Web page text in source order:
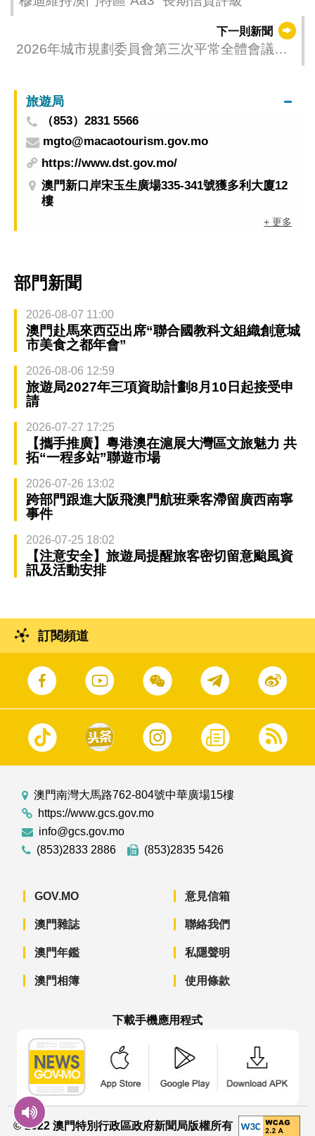
下一則新聞
2026年城市規劃委員會第三次平常全體會議安
旅遊局
（853）2831 5566
mgto@macaotourism.gov.mo
https://www.dst.gov.mo/
澳門新口岸宋玉生廣場335-341號獲多利大廈12
樓
+ 更多
部門新聞
2026-08-07 11:00
澳門赴馬來西亞出席“聯合國教科文組織創意城
市美食之都年會”
2026-08-06 12:59
旅遊局2027年三項資助計劃8月10日起接受申
請
2026-07-27 17:25
【攜手推廣】粵港澳在滬展大灣區文旅魅力 共
拓“一程多站”聯遊市場
2026-07-26 13:02
跨部門跟進大阪飛澳門航班乘客滯留廣西南寧
事件
2026-07-25 18:02
【注意安全】旅遊局提醒旅客密切留意颱風資
訊及活動安排
訂閱頻道
澳門南灣大馬路762-804號中華廣場15樓
https://www.gcs.gov.mo
info@gcs.gov.mo
(853)2833 2886
(853)2835 5426
GOV.MO
澳門雜誌
澳門年鑑
澳門相簿
意見信箱
聯絡我們
私隱聲明
使用條款
下載手機應用程式
© 2022 澳門特別行政區政府新聞局版權所有